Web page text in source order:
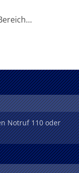
Notruf 110 oder